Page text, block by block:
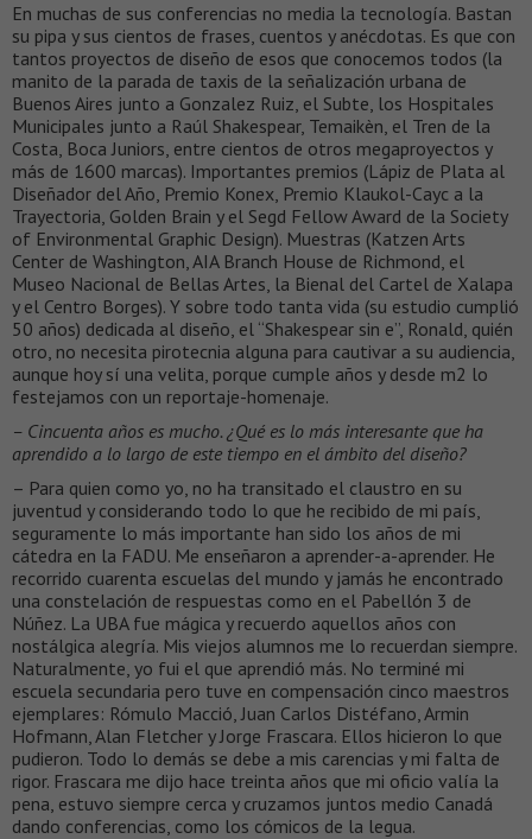
En muchas de sus conferencias no media la tecnología. Bastan
su pipa y sus cientos de frases, cuentos y anécdotas. Es que con
tantos proyectos de diseño de esos que conocemos todos (la
manito de la parada de taxis de la señalización urbana de
Buenos Aires junto a Gonzalez Ruiz, el Subte, los Hospitales
Municipales junto a Raúl Shakespear, Temaikèn, el Tren de la
Costa, Boca Juniors, entre cientos de otros megaproyectos y
más de 1600 marcas). Importantes premios (Lápiz de Plata al
Diseñador del Año, Premio Konex, Premio Klaukol-Cayc a la
Trayectoria, Golden Brain y el Segd Fellow Award de la Society
of Environmental Graphic Design). Muestras (Katzen Arts
Center de Washington, AIA Branch House de Richmond, el
Museo Nacional de Bellas Artes, la Bienal del Cartel de Xalapa
y el Centro Borges). Y sobre todo tanta vida (su estudio cumplió
50 años) dedicada al diseño, el “Shakespear sin e”, Ronald, quién
otro, no necesita pirotecnia alguna para cautivar a su audiencia,
aunque hoy sí una velita, porque cumple años y desde m2 lo
festejamos con un reportaje-homenaje.
– Cincuenta años es mucho. ¿Qué es lo más interesante que ha
aprendido a lo largo de este tiempo en el ámbito del diseño?
– Para quien como yo, no ha transitado el claustro en su
juventud y considerando todo lo que he recibido de mi país,
seguramente lo más importante han sido los años de mi
cátedra en la FADU. Me enseñaron a aprender-a-aprender. He
recorrido cuarenta escuelas del mundo y jamás he encontrado
una constelación de respuestas como en el Pabellón 3 de
Núñez. La UBA fue mágica y recuerdo aquellos años con
nostálgica alegría. Mis viejos alumnos me lo recuerdan siempre.
Naturalmente, yo fui el que aprendió más. No terminé mi
escuela secundaria pero tuve en compensación cinco maestros
ejemplares: Rómulo Macció, Juan Carlos Distéfano, Armin
Hofmann, Alan Fletcher y Jorge Frascara. Ellos hicieron lo que
pudieron. Todo lo demás se debe a mis carencias y mi falta de
rigor. Frascara me dijo hace treinta años que mi oficio valía la
pena, estuvo siempre cerca y cruzamos juntos medio Canadá
dando conferencias, como los cómicos de la legua.